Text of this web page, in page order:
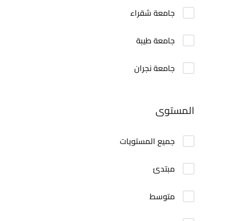
جامعة شقراء
جامعة طيبة
جامعة نجران
المستوى
جميع المستويات
مبتدئ
متوسط